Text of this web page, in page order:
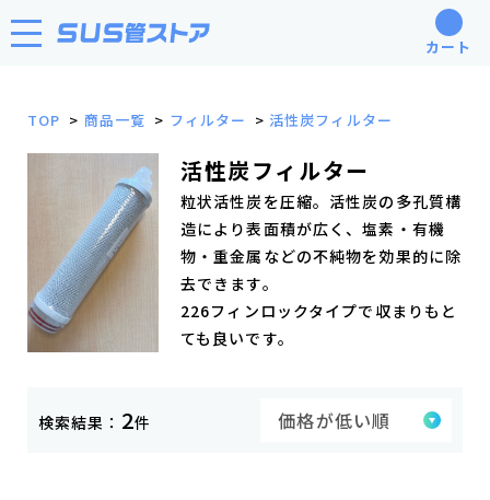
カート
TOP 商品一覧 フィルター 活性炭フィルター
活性炭フィルター
粒状活性炭を圧縮。活性炭の多孔質構
造により表面積が広く、塩素・有機
物・重金属などの不純物を効果的に除
去できます。
226フィンロックタイプで収まりもと
ても良いです。
検索結果： 2件